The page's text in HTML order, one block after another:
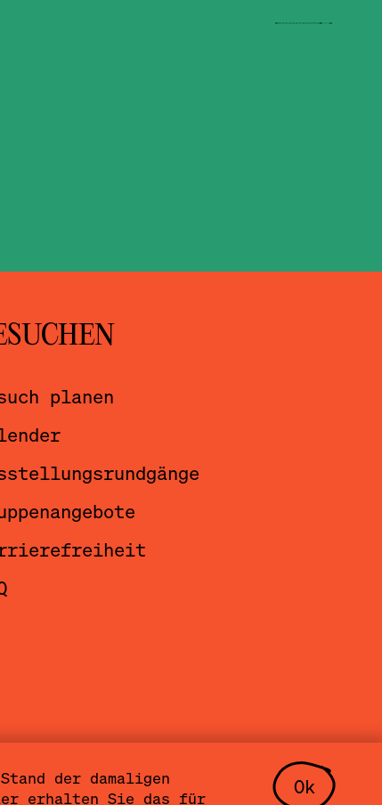
planen
Community Agreement
der damaligen
erhalten Sie das für
Ok